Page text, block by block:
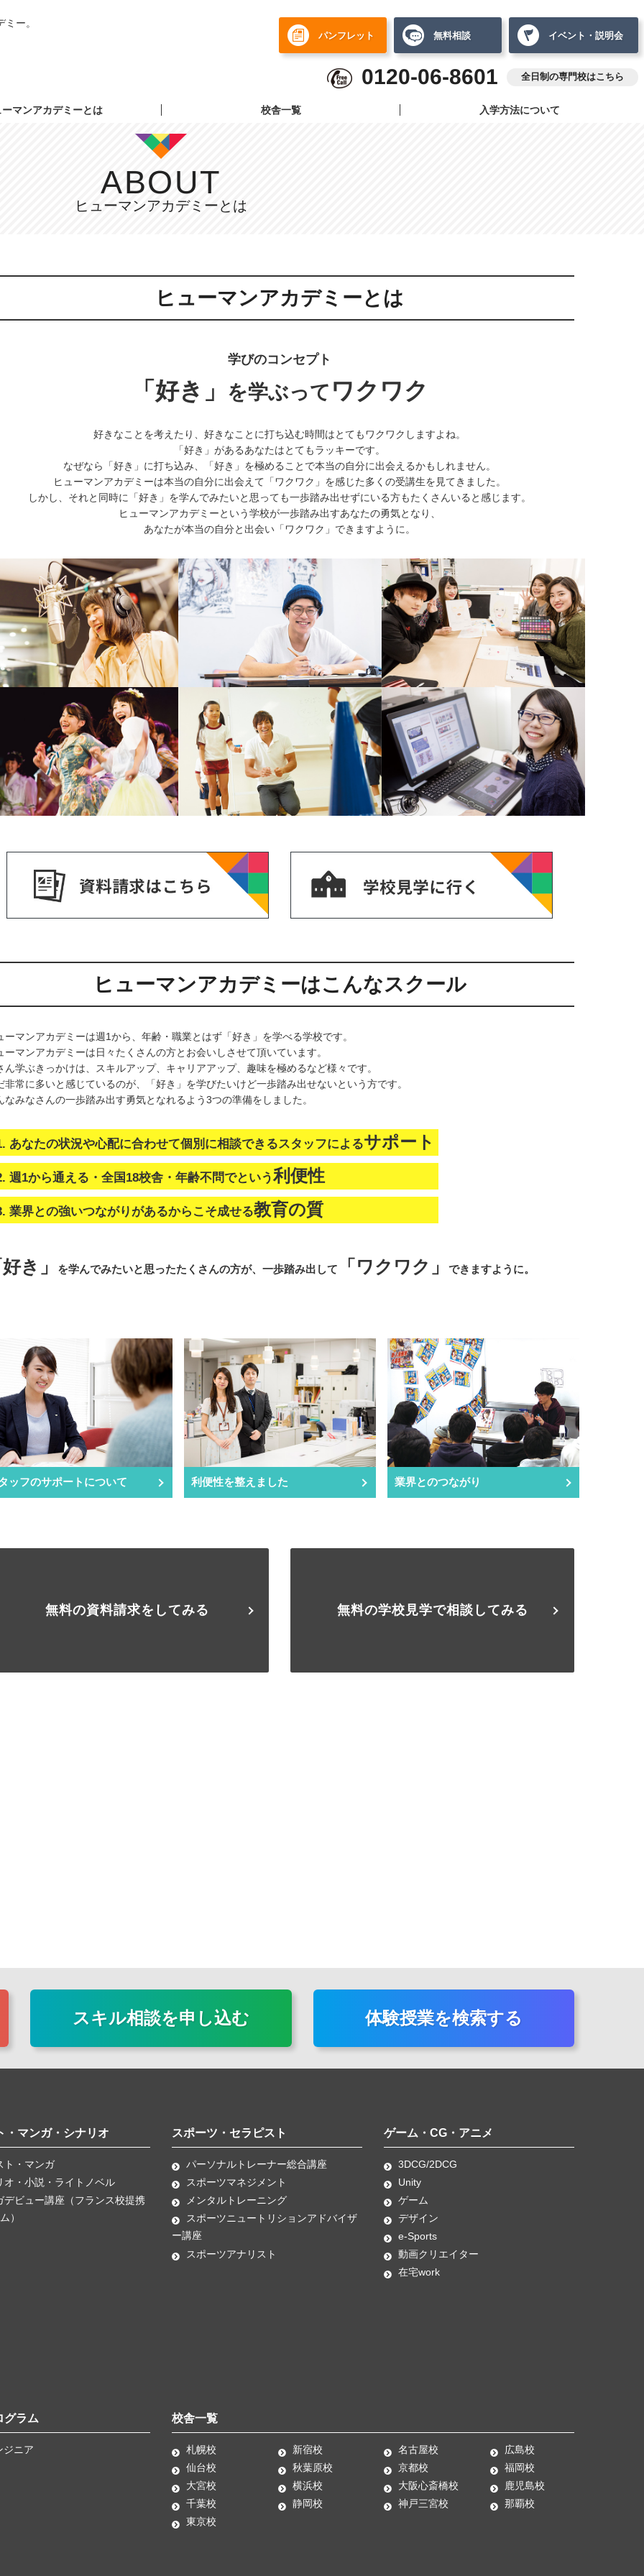
ー。
イベント・説明会
無料相談
パンフレット
0120-06-8601 全日制の専門校はこちら
マンアカデミーとは 校舎一覧 入学方法について
ABOUT
ヒューマンアカデミーとは
ヒューマンアカデミーとは
学びのコンセプト
「好き」 を学ぶって ワクワク
好きなことを考えたり、好きなことに打ち込む時間はとてもワクワクしますよね。
「好き」があるあなたはとてもラッキーです。
なぜなら「好き」に打ち込み、「好き」を極めることで本当の⾃分に出会えるかもしれません。
ヒューマンアカデミーは本当の⾃分に出会えて「ワクワク」を感じた多くの受講⽣を⾒てきました。
しかし、それと同時に「好き」を学んでみたいと思っても⼀歩踏み出せずにいる⽅もたくさんいると感じます。
ヒューマンアカデミーという学校が⼀歩踏み出すあなたの勇気となり、
あなたが本当の⾃分と出会い「ワクワク」できますように。
ヒューマンアカデミーはこんなスクール
ーマンアカデミーは週1から、年齢・職業とはず「好き」を学べる学校です。
ーマンアカデミーは⽇々たくさんの⽅とお会いしさせて頂いています。
ん学ぶきっかけは、スキルアップ、キャリアアップ、趣味を極めるなど様々です。
⾮常に多いと感じているのが、「好き」を学びたいけど⼀歩踏み出せないという⽅です。
なみなさんの⼀歩踏み出す勇気となれるよう3つの準備をしました。
あなたの状況や⼼配に合わせて個別に相談できるスタッフによるサポート
週1から通える・全国18校舎・年齢不問でという利便性
業界との強いつながりがあるからこそ成せる教育の質
き」 を学んでみたいと思ったたくさんの⽅が、⼀歩踏み出して 「ワクワク」できますように。
ッフのサポートについて 利便性を整えました 業界とのつながり
無料の資料請求をしてみる 無料の学校見学で相談してみる
スキル相談を申し込む 体験授業を検索する
・マンガ・シナリオ
ト・マンガ
オ・小説・ライトノベル
デビュー講座（フランス校提携
）
スポーツ・セラピスト
パーソナルトレーナー総合講座
スポーツマネジメント
メンタルトレーニング
スポーツニュートリションアドバイザ
ー講座
スポーツアナリスト
ゲーム・CG・アニメ
3DCG/2DCG
Unity
ゲーム
デザイン
e-Sports
動画クリエイター
在宅work
グラム
ジニア
校舎一覧
札幌校
仙台校
大宮校
千葉校
東京校
新宿校
秋葉原校
横浜校
静岡校
名古屋校
京都校
大阪心斎橋校
神戸三宮校
広島校
福岡校
鹿児島校
那覇校